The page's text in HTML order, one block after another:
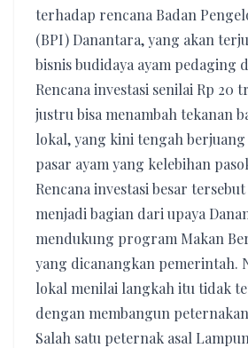
terhadap rencana Badan
(BPI) Danantara, yang akan
bisnis budidaya ayam pedaging
Rencana investasi senilai Rp 20
justru bisa menambah tekanan
lokal, yang kini tengah
pasar ayam yang kelebihan
Rencana investasi besar
menjadi bagian dari upaya
mendukung program Makan
yang dicanangkan pemerintah.
lokal menilai langkah itu tidak
dengan membangun
Salah satu peternak asal